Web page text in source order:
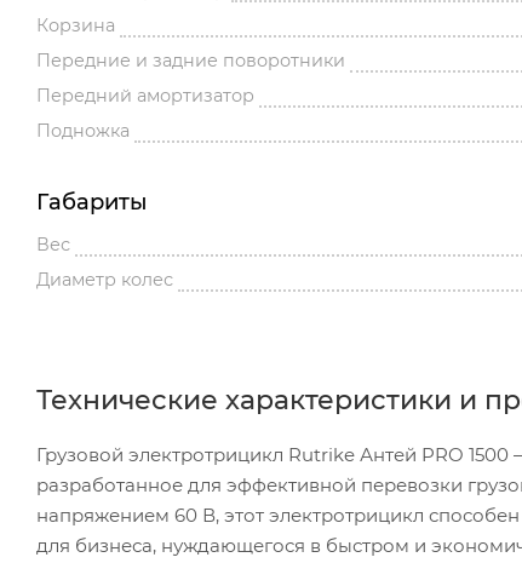
Корзина
Передние и задние поворотники
Передний амортизатор
Подножка
Габариты
Вес
Диаметр колес
Технические характеристики и
Грузовой электротрицикл Rutrike Антей PRO
разработанное для эффективной перевозки
напряжением 60 В, этот электротрицикл
для бизнеса, нуждающегося в быстром и